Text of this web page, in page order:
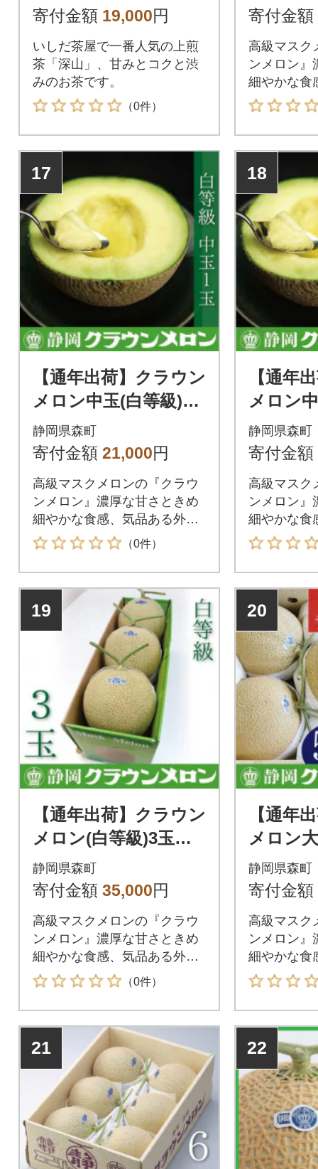
寄付金額 19,000円
いしだ茶屋で一番人気の上煎
茶「深山」、甘みとコクと渋
みのお茶です。
（0件）
F】
寄付金額
高級マスク
ンメロン』
細やかな食
をご堪能く
17
【通年出荷】クラウン
メロン中玉(白等級)1
玉 ギフト箱入り【森
町SF】
静岡県森町
寄付金額 21,000円
高級マスクメロンの『クラウ
ンメロン』濃厚な甘さときめ
細やかな食感、気品ある外観
をご堪能ください。
（0件）
18
【通年
メロン
玉 ギフ
町SF】
静岡県森町
寄付金額
高級マスク
ンメロン』
細やかな食
をご堪能く
19
【通年出荷】クラウン
メロン(白等級)3玉
ギフト箱入り【森町S
F】
静岡県森町
寄付金額 35,000円
高級マスクメロンの『クラウ
ンメロン』濃厚な甘さときめ
細やかな食感、気品ある外観
をご堪能ください。
（0件）
20
【通年
メロン
玉 【森
静岡県森町
寄付金額
高級マスク
ンメロン』
細やかな食
をご堪能く
21 22